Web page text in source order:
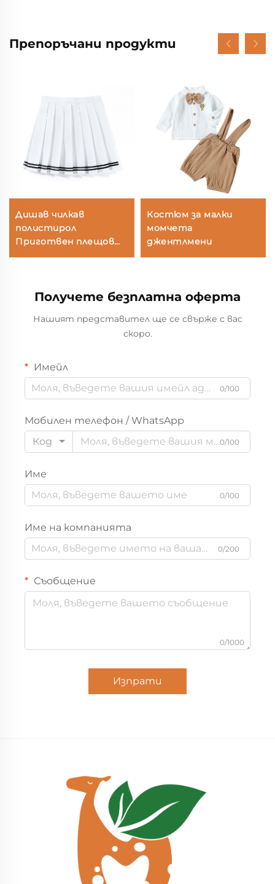
Препоръчани продукти
Дишав чилкав
полистирол
Приготвен плещов
юбка
Костюм за малки
момчета
джентлмени
Получете безплатна оферта
Нашият представител ще се свърже с вас
скоро.
Имейл
0/100
Мобилен телефон / WhatsApp
Код
0/100
Име
0/100
Име на компанията
0/200
Съобщение
0/1000
Изпрати